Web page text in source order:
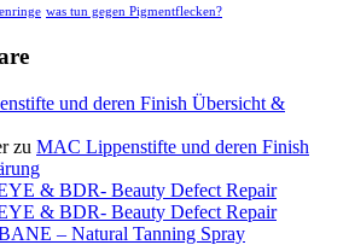
was tun gegen Pigmentflecken?
und deren Finish Übersicht &
zu MAC Lippenstifte und deren Finish
& BDR- Beauty Defect Repair
& BDR- Beauty Defect Repair
– Natural Tanning Spray